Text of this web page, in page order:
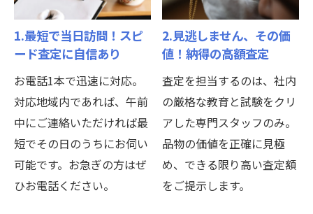
1.最短で当日訪問！スピ
ード査定に自信あり
お電話1本で迅速に対応。
対応地域内であれば、午前
中にご連絡いただければ最
短でその日のうちにお伺い
可能です。お急ぎの方はぜ
ひお電話ください。
2.見逃しません、その価
値！納得の高額査定
査定を担当するのは、社内
の厳格な教育と試験をクリ
アした専門スタッフのみ。
品物の価値を正確に見極
め、できる限り高い査定額
をご提示します。